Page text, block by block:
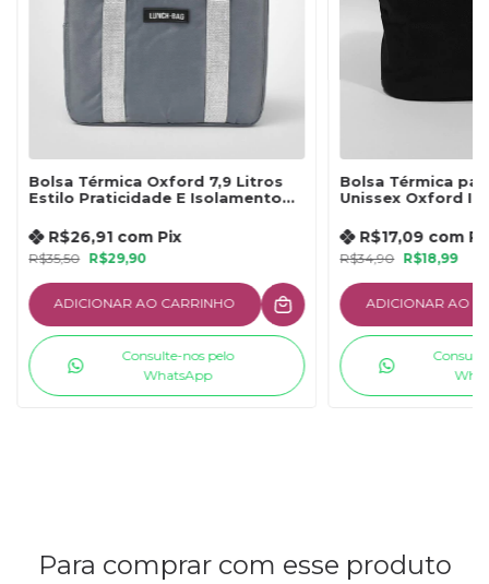
Bolsa Térmica Oxford 7,9 Litros
Estilo Praticidade E Isolamento
R$35,50 R$29,90
R$26,91 com Pix
ADICIONAR AO CARRINHO
Consulte-nos pelo
WhatsApp
Bolsa Térmica
Unissex Oxford
R$34,90 R$18,99
R$17,09 com
ADICIONAR AO
Para comprar com esse produto